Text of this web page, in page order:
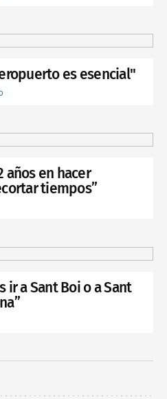
es esencial"
años en hacer
tiempos”
ir a Sant Boi o a Sant